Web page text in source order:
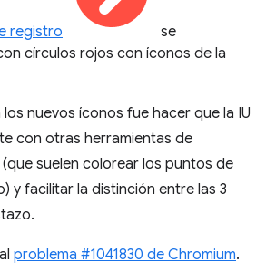
registro
se
círculos rojos con íconos de la
nuevos íconos fue hacer que la IU
con otras herramientas de
suelen colorear los puntos de
y facilitar la distinción entre las 3
problema #1041830 de Chromium.